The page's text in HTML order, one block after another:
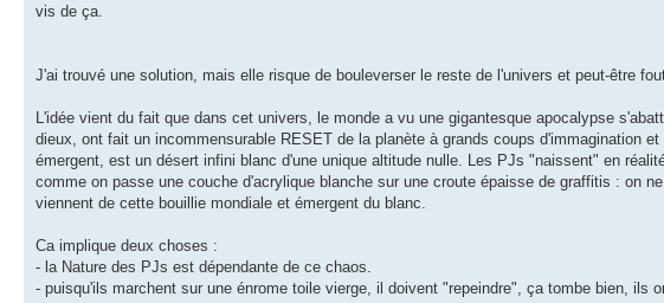
vis de ça.
J'ai trouvé une solution, mais elle risque de bouleverser le reste de l'univers et peut-être
L'idée vient du fait que dans cet univers, le monde a vu une gigantesque apocalypse
dieux, ont fait un incommensurable RESET de la planète à grands coups d'immagination
émergent, est un désert infini blanc d'une unique altitude nulle. Les PJs "naissent" en
comme on passe une couche d'acrylique blanche sur une croute épaisse de graffitis : on
viennent de cette bouillie mondiale et émergent du blanc.
Ca implique deux choses :
- la Nature des PJs est dépendante de ce chaos.
- puisqu'ils marchent sur une énrome toile vierge, il doivent "repeindre", ça tombe bien, ils